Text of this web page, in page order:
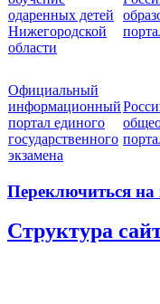
одаренных детей
Нижегородской
области
Официальный
информационный
портал единого
государственного
экзамена
Переключиться
Структура